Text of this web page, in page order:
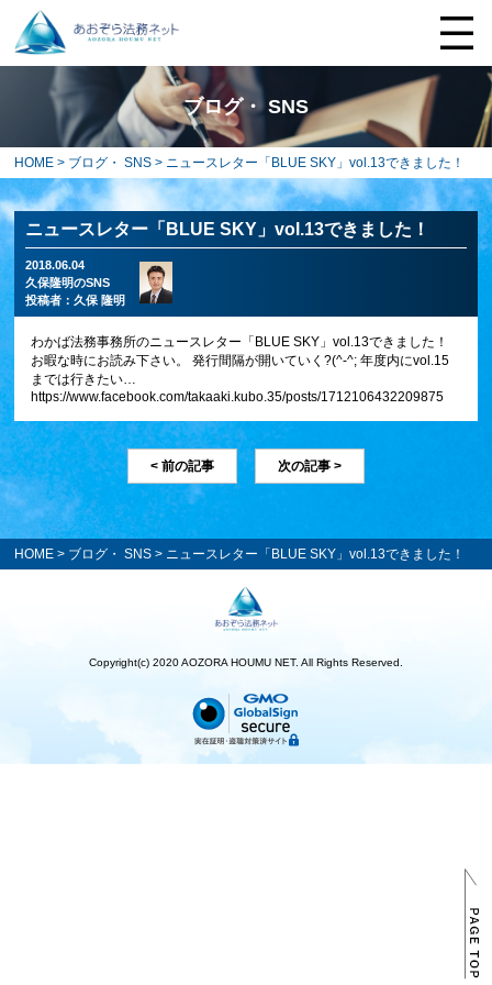
ブログ・ SNS
HOME > ブログ・ SNS > ニュースレター「BLUE SKY」vol.13できました！
ニュースレター「BLUE SKY」vol.13できました！
2018.06.04
久保隆明のSNS
投稿者：久保 隆明
わかば法務事務所のニュースレター「BLUE SKY」vol.13できました！
お暇な時にお読み下さい。 発行間隔が開いていく?(^-^; 年度内にvol.15
までは行きたい…
https://www.facebook.com/takaaki.kubo.35/posts/1712106432209875
< 前の記事 次の記事 >
HOME > ブログ・ SNS > ニュースレター「BLUE SKY」vol.13できました！
Copyright(c) 2020 AOZORA HOUMU NET. All Rights Reserved.